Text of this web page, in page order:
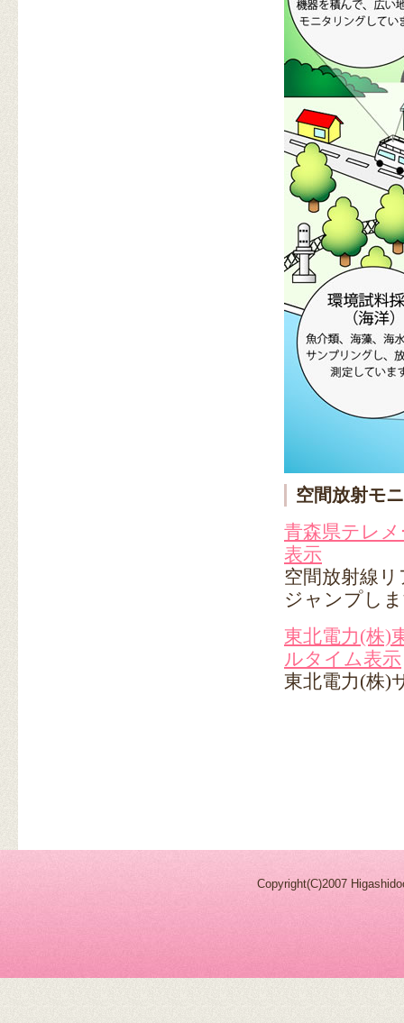
空間放射モ
青森県テレ
表示
空間放射線
ジャンプし
東北電力(株)
ルタイム表示
東北電力(株)
Copyright(C)2007